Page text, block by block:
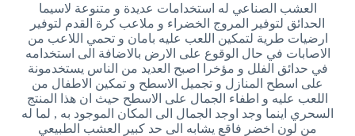
العشب الصناعي له استخدامات عديدة و متنوعة لاسيما
الحدائق لتوفير المروج الخضراء و ملاعب كرة القدم لتوفير
ارضيات طرية لتمكين اللعب عليه بامان و تحمي اللاعب من
الاصابات في حال الوقوع على الارض بالاضافة الى استخدامه
في حدائق الفلل و مؤخرا اصبح العديد من الناس يستخدمونة
على اسطح المنازل و تجميل الاسطح و تمكين الاطفال من
اللعب عليه و اطفاء الجمال على الاسطح حيث ان هذا المنتج
السحري اينما وجد اوجد الجمال الى المكان الموجود به , لما له
من لون اخضر فاقع يشابه الى حد كبير العشب الطبيعي